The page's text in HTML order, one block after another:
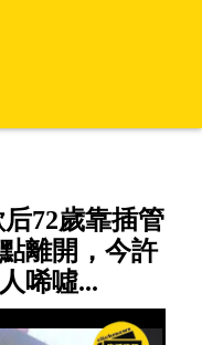
72歲靠插管
離開，今許
唏噓...